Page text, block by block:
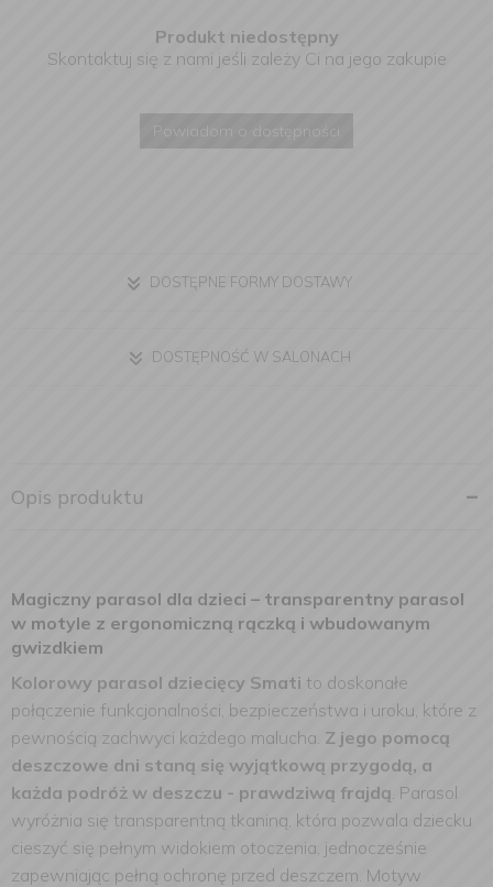
Produkt niedostępny
Skontaktuj się z nami jeśli zależy Ci na jego zakupie
Powiadom o dostępności
DOSTĘPNE FORMY DOSTAWY
DOSTĘPNOŚĆ W SALONACH
Opis produktu
Magiczny parasol dla dzieci – transparentny parasol
w motyle z ergonomiczną rączką i wbudowanym
gwizdkiem
Kolorowy parasol dziecięcy Smati to doskonałe
połączenie funkcjonalności, bezpieczeństwa i uroku, które z
pewnością zachwyci każdego malucha. Z jego pomocą
deszczowe dni staną się wyjątkową przygodą, a
każda podróż w deszczu - prawdziwą frajdą. Parasol
wyróżnia się transparentną tkaniną, która pozwala dziecku
cieszyć się pełnym widokiem otoczenia, jednocześnie
zapewniając pełną ochronę przed deszczem. Motyw